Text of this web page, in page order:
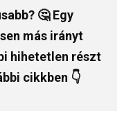
🤔 Egy
más irányt
hihetetlen részt
cikkben 👇